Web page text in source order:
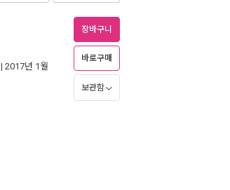
| 2017년 1월
장바구니
바로구매
보관함